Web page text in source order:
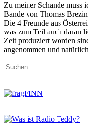
Zu meiner Schande muss
Bande von Thomas
Die 4 Freunde aus
was zum Teil auch daran
Zeit produziert worden
angenommen und
Zum
Footer
Suchen
nach: